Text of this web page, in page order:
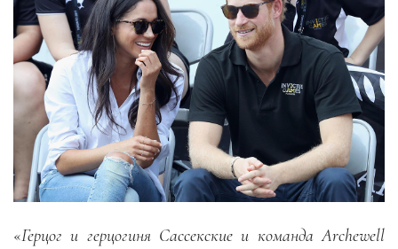
«Герцог и герцогиня Сассекские и командаArchewell